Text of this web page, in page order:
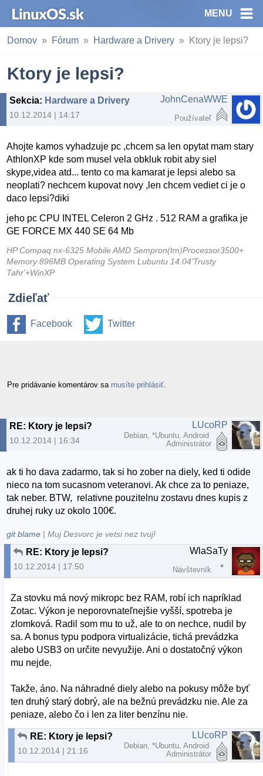
MENU
Domov Fórum Hardware a Drivery Ktory je lepsi?
Ktory je lepsi?
Sekcia: Hardware a Drivery
10.12.2014 | 14:17
JohnCenaWWE
Používateľ
Ahojte kamos vyhadzuje pc ,chcem sa len opytat mam stary
AthlonXP kde som musel vela obkluk robit aby siel
skype,videa atd... tento co ma kamarat je lepsi alebo sa
neoplati? nechcem kupovat novy ,len chcem vediet ci je o
daco lepsi?diki
jeho pc CPU INTEL Celeron 2 GHz . 512 RAM a grafika je
GE FORCE MX 440 SE 64 Mb
HP Compaq nx-6325 Mobile AMD Sempron(tm)Processor3500+
Memory 896MB Operating System Lubuntu 14.04'Trusty
Tahr'+WinXP
Zdieľať
Facebook Twitter
Pre pridávanie komentárov sa musíte prihlásiť
RE: Ktory je lepsi?
10.12.2014 | 16:34
LUcoRP
Debian, *Ubuntu, Android
Administrátor
ak ti ho dava zadarmo, tak si ho zober na diely, ked ti odide
nieco na tom sucasnom veteranovi. Ak chce za to peniaze,
tak neber. BTW, relativne pouzitelnu zostavu dnes kupis z
druhej ruky uz okolo 100€.
git blame | Muj Desvorc je vetsi nez tvuj!
RE: Ktory je lepsi?
10.12.2014 | 17:50
WlaSaTy
Návštevník
Za stovku má nový mikropc bez RAM, robí ich napríklad
Zotac. Výkon je neporovnateľnejšie vyšší, spotreba je
zlomková. Radil som mu to už, ale to on nechce, nudil by
sa. A bonus typu podpora virtualizácie, tichá prevádzka
alebo USB3 on určite nevyužije. Ani o dostatočný výkon
mu nejde.
Takže, áno. Na náhradné diely alebo na pokusy môže byť
ten druhý starý dobrý, ale na bežnú prevádzku nie. Ale za
peniaze, alebo čo i len za liter benzínu nie.
RE: Ktory je lepsi?
10.12.2014 | 21:16
LUcoRP
Debian, *Ubuntu, Android
Administrátor